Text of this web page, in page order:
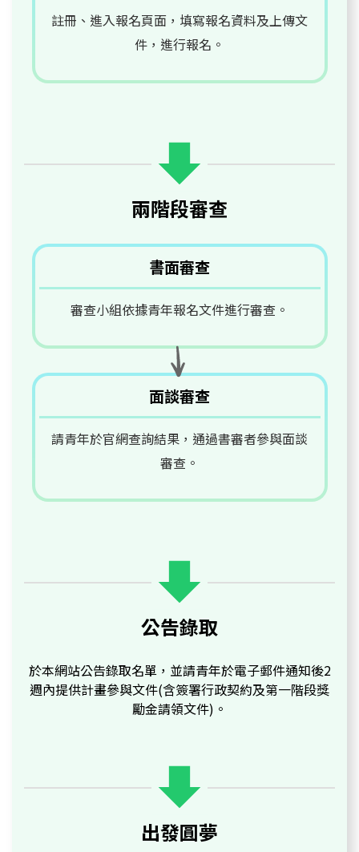
註冊、進入報名頁面，填寫報名資料及上傳文
件，進行報名。
兩階段審查
書面審查
審查小組依據青年報名文件進行審查。
面談審查
請青年於官網查詢結果，通過書審者參與面談
審查。
公告錄取
於本網站公告錄取名單，並請青年於電子郵件通知後2
週內提供計畫參與文件(含簽署行政契約及第一階段獎
勵金請領文件)。
出發圓夢